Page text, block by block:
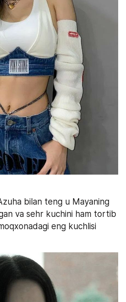
bilan teng u Mayaning
va sehr kuchini ham tortib
eng kuchlisi